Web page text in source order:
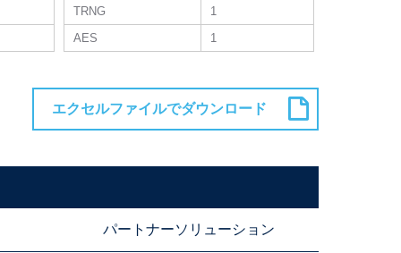
TRNG
1
AES
1
パートナーソリューション